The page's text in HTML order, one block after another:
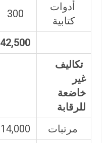
أدوات
كتابية
300
42,500
تكاليف
غير
خاضعة
للرقابة
مرتبات
14,000